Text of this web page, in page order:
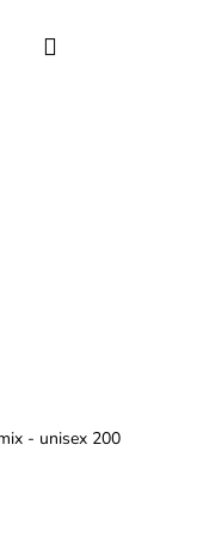
nějaký dotaz?
Nákupní
- unisex 200